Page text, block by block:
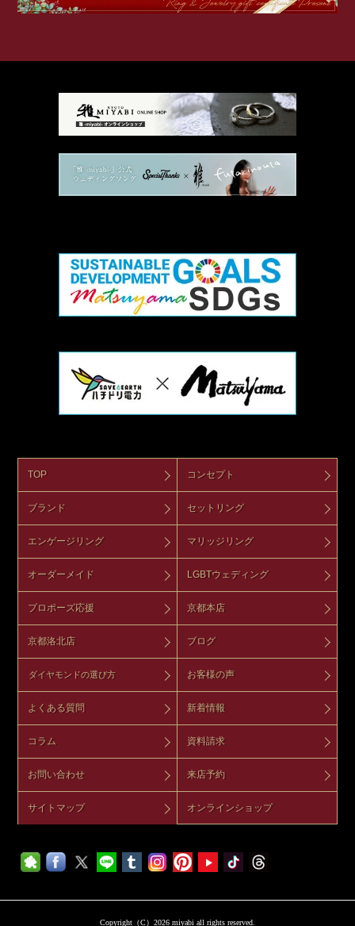
TOP コンセプト
ブランド セットリング
エンゲージリング マリッジリング
オーダーメイド LGBTウェディング
プロポーズ応援 京都本店
京都洛北店 ブログ
ダイヤモンドの選び方 お客様の声
よくある質問 新着情報
コラム 資料請求
お問い合わせ 来店予約
サイトマップ オンラインショップ
Copyright（C）2026 miyabi all rights reserved.